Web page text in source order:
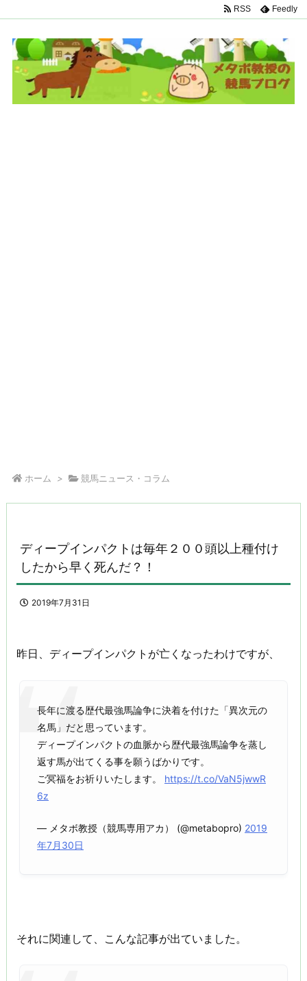
RSS Feedly
ホーム > 競馬ニュース・コラム
ディープインパクトは毎年２００頭以上種付け
したから早く死んだ？！
2019年7月31日
昨日、ディープインパクトが亡くなったわけですが、
長年に渡る歴代最強馬論争に決着を付けた「異次元の
名馬」だと思っています。
ディープインパクトの血脈から歴代最強馬論争を蒸し
返す馬が出てくる事を願うばかりです。
ご冥福をお祈りいたします。 https://t.co/VaN5jwwR
6z
— メタボ教授（競馬専用アカ） (@metabopro) 2019
年7月30日
それに関連して、こんな記事が出ていました。